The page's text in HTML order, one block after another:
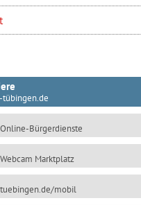
Online-Bürgerdienste
Webcam Marktplatz
tuebingen.de/mobil